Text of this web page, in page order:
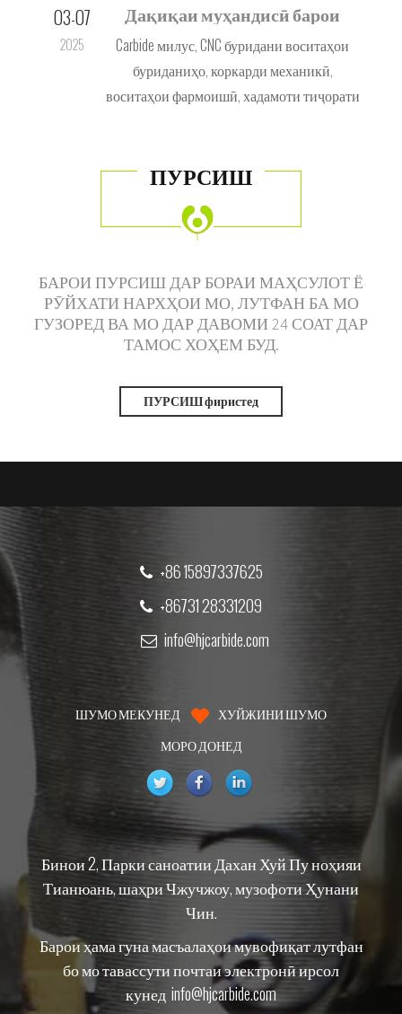
03-07
2025
Дақиқаи муҳандисӣ барои
эҳтиёҷоти буридани шумо!
Carbide милус, CNC буридани воситаҳои
буриданиҳо, коркарди механикӣ,
воситаҳои фармоишӣ, хадамоти тиҷорати
ПУРСИШ
БАРОИ ПУРСИШ ДАР БОРАИ МАҲСУЛОТ Ё
РӮЙХАТИ НАРХҲОИ МО, ЛУТФАН БА МО
ГУЗОРЕД ВА МО ДАР ДАВОМИ 24 СОАТ ДАР
ТАМОС ХОҲЕМ БУД.
ПУРСИШ фиристед
+86 15897337625
+86731 28331209
info@hjcarbide.com
ШУМО МЕКУНЕД
ХУЙЖИНИ ШУМО
МОРО ДОНЕД
Бинои 2, Парки саноатии Дахан Хуй Пу ноҳияи
Тианюань, шаҳри Чжучжоу, музофоти Ҳунани
Чин.
Барои ҳама гуна масъалаҳои мувофиқат лутфан
бо мо тавассути почтаи электронӣ ирсол
кунед info@hjcarbide.com